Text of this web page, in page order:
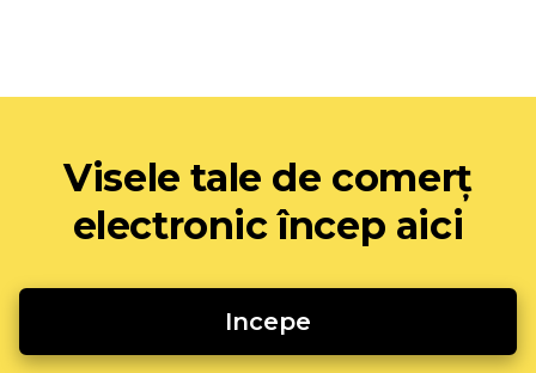
Visele tale de comerț
electronic încep aici
Incepe